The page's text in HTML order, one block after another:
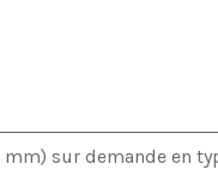
3 mm) sur demande